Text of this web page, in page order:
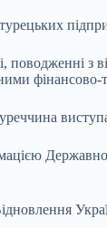
поводженні з